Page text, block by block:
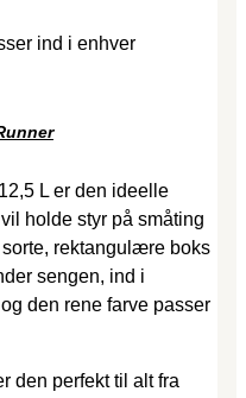
ind i enhver
L er den ideelle
holde styr på småting
rektangulære boks
sengen, ind i
den rene farve passer
den perfekt til alt fra